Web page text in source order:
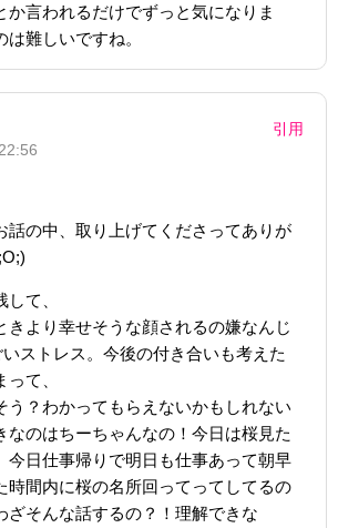
か言われるだけでずっと気になりま
難しいですね。
引用
話の中、取り上げてくださってありが
て、
きより幸せそうな顔されるの嫌なんじ
ストレス。今後の付き合いも考えた
て、
う？わかってもらえないかもしれない
なのはちーちゃんなの！今日は桜見た
今日仕事帰りで明日も仕事あって朝早
時間内に桜の名所回ってってしてるの
ざそんな話するの？！理解できな